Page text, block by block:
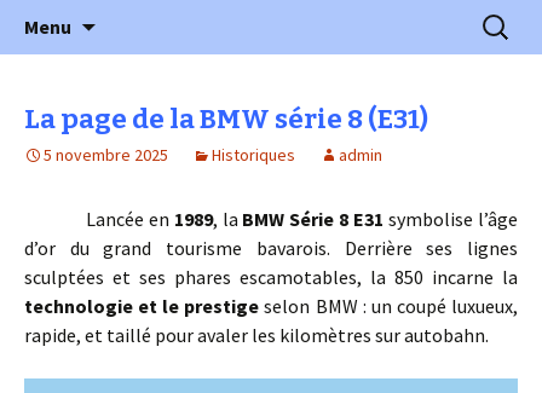
l'Automobile Ancienne
l'automobile ancienne : articles, historiques
…
Menu
La page de la BMW série 8 (E31)
5 novembre 2025 Historiques admin
Lancée en 1989, la BMW Série 8 E31 symbolise l’âge
d’or du grand tourisme bavarois. Derrière ses lignes
sculptées et ses phares escamotables, la 850 incarne la
technologie et le prestige selon BMW : un coupé luxueux,
rapide, et taillé pour avaler les kilomètres sur autobahn.